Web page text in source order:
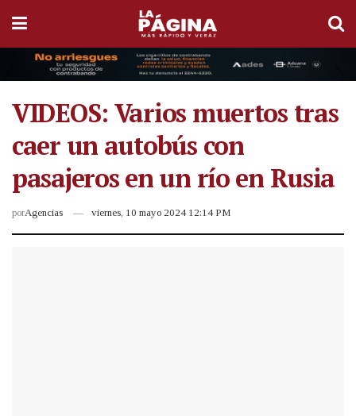
VIDEOS: Varios muertos tras
caer un autobús con
pasajeros en un río en Rusia
porAgencias viernes, 10 mayo 2024 12:14 PM